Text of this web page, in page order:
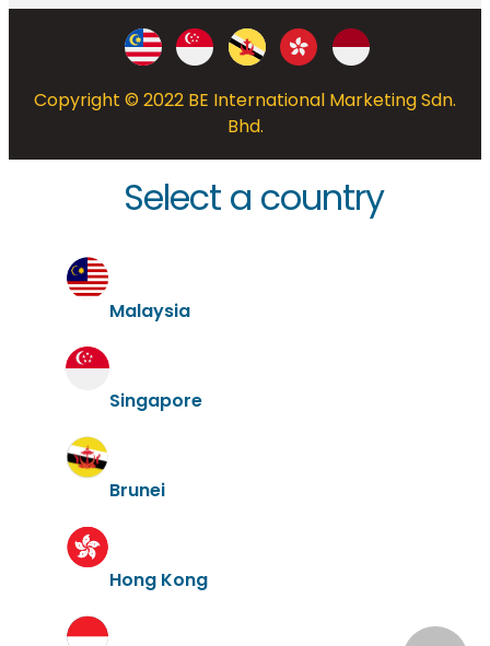
Copyright © 2022 BE International Marketing Sdn.
Bhd.
Select a country
Malaysia
Singapore
Brunei
Hong Kong